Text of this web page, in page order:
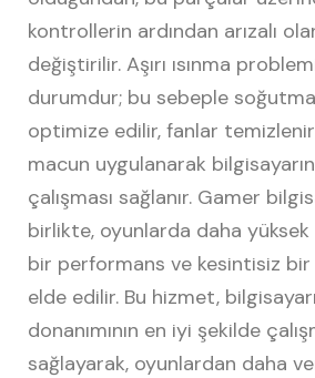
kontrollerin ardından arızalı
değiştirilir. Aşırı ısınma
durumdur; bu sebeple
optimize edilir, fanlar
macun uygulanarak
çalışması sağlanır. Gamer
birlikte, oyunlarda daha yüksek
bir performans ve kesintisiz
elde edilir. Bu hizmet,
donanımının en iyi şekilde
sağlayarak, oyunlardan daha